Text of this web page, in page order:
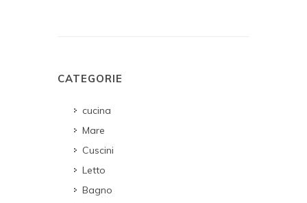
CATEGORIE
cucina
Mare
Cuscini
Letto
Bagno